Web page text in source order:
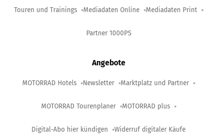
Touren und Trainings Mediadaten Online Mediadaten Print
Partner 1000PS
Angebote
MOTORRAD Hotels Newsletter Marktplatz und Partner
MOTORRAD Tourenplaner MOTORRAD plus
Digital-Abo hier kündigen Widerruf digitaler Käufe